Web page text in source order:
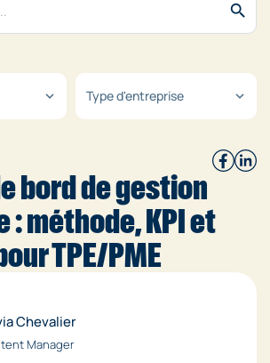
expand_more Type d'entreprise expand_more
search
bord de gestion
méthode, KPI et
TPE/PME
Chevalier
Manager